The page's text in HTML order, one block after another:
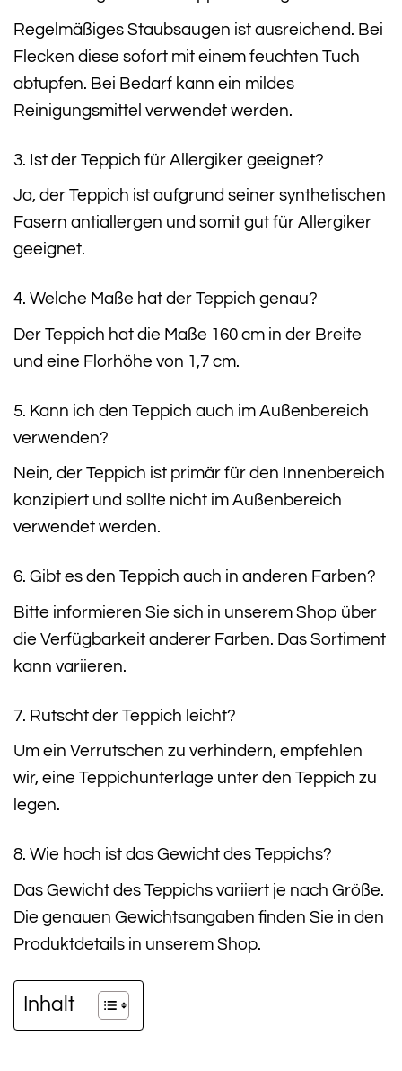
Regelmäßiges Staubsaugen ist ausreichend. Bei
Flecken diese sofort mit einem feuchten Tuch
abtupfen. Bei Bedarf kann ein mildes
Reinigungsmittel verwendet werden.
3. Ist der Teppich für Allergiker geeignet?
Ja, der Teppich ist aufgrund seiner synthetischen
Fasern antiallergen und somit gut für Allergiker
geeignet.
4. Welche Maße hat der Teppich genau?
Der Teppich hat die Maße 160 cm in der Breite
und eine Florhöhe von 1,7 cm.
5. Kann ich den Teppich auch im Außenbereich
verwenden?
Nein, der Teppich ist primär für den Innenbereich
konzipiert und sollte nicht im Außenbereich
verwendet werden.
6. Gibt es den Teppich auch in anderen Farben?
Bitte informieren Sie sich in unserem Shop über
die Verfügbarkeit anderer Farben. Das Sortiment
kann variieren.
7. Rutscht der Teppich leicht?
Um ein Verrutschen zu verhindern, empfehlen
wir, eine Teppichunterlage unter den Teppich zu
legen.
8. Wie hoch ist das Gewicht des Teppichs?
Das Gewicht des Teppichs variiert je nach Größe.
Die genauen Gewichtsangaben finden Sie in den
Produktdetails in unserem Shop.
Inhalt